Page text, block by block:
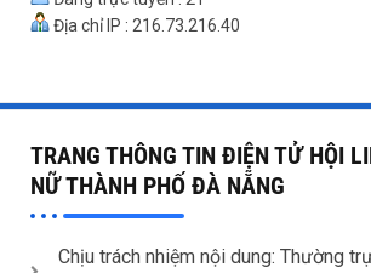
Địa chỉ IP : 216.73.216.40
TRANG THÔNG TIN ĐIỆN TỬ HỘI
NỮ THÀNH PHỐ ĐÀ NẴNG
Chịu trách nhiệm nội dung: Thường